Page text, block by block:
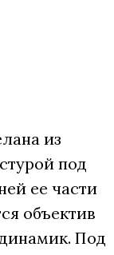
из
под
ее части
объектив
Под